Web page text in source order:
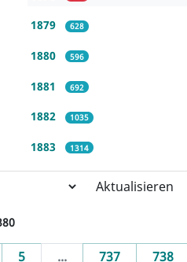
1879 628
1880 596
1881 692
1882 1035
1883 1314
Aktualisieren
5 ... 737 738